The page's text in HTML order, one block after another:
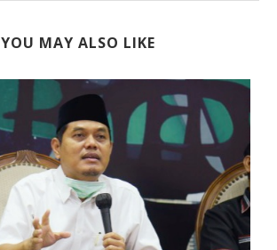
YOU MAY ALSO LIKE